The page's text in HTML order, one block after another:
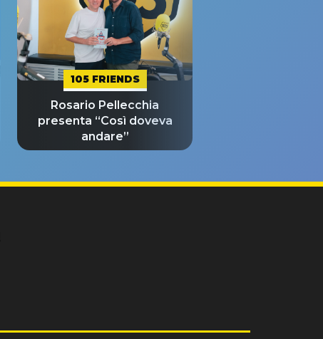
105 FRIENDS
Rosario Pellecchia
presenta “Così doveva
andare”